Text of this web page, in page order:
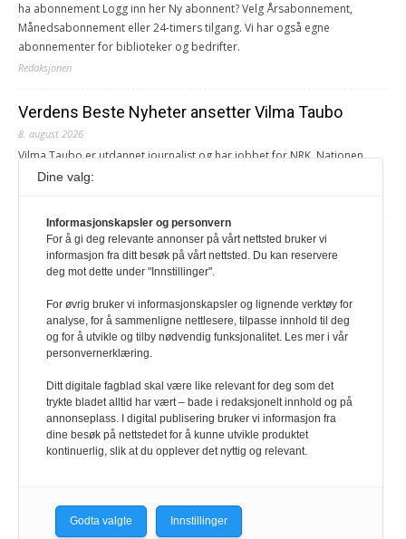
ha abonnement Logg inn her Ny abonnent? Velg Årsabonnement,
Månedsabonnement eller 24-timers tilgang. Vi har også egne
abonnementer for biblioteker og bedrifter.
Redaksjonen
Verdens Beste Nyheter ansetter Vilma Taubo
8. august 2026
Vilma Taubo er utdannet journalist og har jobbet for NRK, Nationen,
Klassekampen, Røverradioen og Svalbardsposten.
Juni Haugan Holden er ny rådgiver i ForUM
8. august 2026
Greenpeace Norge.
Redaksjonen
Dine valg:
Informasjonskapsler og personvern
For å gi deg relevante annonser på vårt nettsted bruker vi
informasjon fra ditt besøk på vårt nettsted. Du kan reservere
deg mot dette under "Innstillinger".
For øvrig bruker vi informasjonskapsler og lignende verktøy for
analyse, for å sammenligne nettlesere, tilpasse innhold til deg
og for å utvikle og tilby nødvendig funksjonalitet. Les mer i vår
personvernerklæring.
Ditt digitale fagblad skal være like relevant for deg som det
trykte bladet alltid har vært – bade i redaksjonelt innhold og på
annonseplass. I digital publisering bruker vi informasjon fra
dine besøk på nettstedet for å kunne utvikle produktet
kontinuerlig, slik at du opplever det nyttig og relevant.
Godta valgte Innstillinger